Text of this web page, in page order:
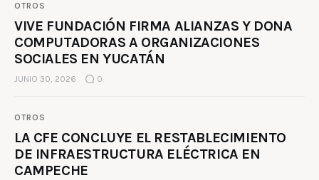
OTROS
VIVE FUNDACIÓN FIRMA ALIANZAS Y DONA
COMPUTADORAS A ORGANIZACIONES
SOCIALES EN YUCATÁN
JUNIO 30, 2026 0
OTROS
LA CFE CONCLUYE EL RESTABLECIMIENTO
DE INFRAESTRUCTURA ELÉCTRICA EN
CAMPECHE